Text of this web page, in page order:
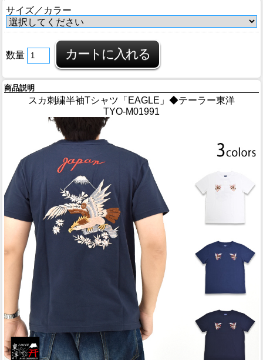
サイズ／カラー
数量
商品説明
スカ刺繍半袖Tシャツ「EAGLE」◆テーラー東洋
TYO-M01991